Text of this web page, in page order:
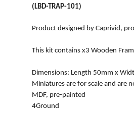
(LBD-TRAP-101)
Product designed by Caprivid,
This kit contains x3 Wooden
Dimensions: Length 50mm x
Miniatures are for scale and are
MDF, pre-painted
4Ground